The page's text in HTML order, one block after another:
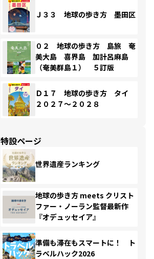
Ｊ３３ 地球の歩き方 墨田区
０２ 地球の歩き方 島旅 奄
美大島 喜界島 加計呂麻島
（奄美群島１） ５訂版
Ｄ１７ 地球の歩き方 タイ
２０２７～２０２８
特設ページ
世界遺産ランキング
地球の歩き方 meets クリスト
ファー・ノーラン監督最新作
『オデュッセイア』
準備も滞在もスマートに！ ト
ラベルハック2026